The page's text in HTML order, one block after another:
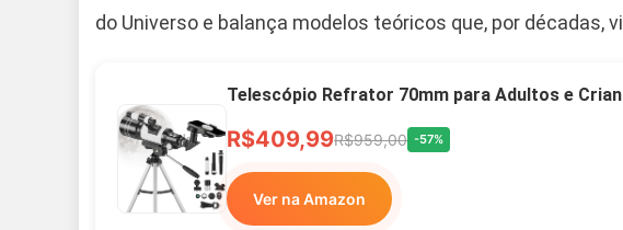
do Universo e balança modelos teóricos que, por décadas,
Telescópio Refrator 70mm para Adultos e
R$409,99R$959,00 -57%
Ver na Amazon